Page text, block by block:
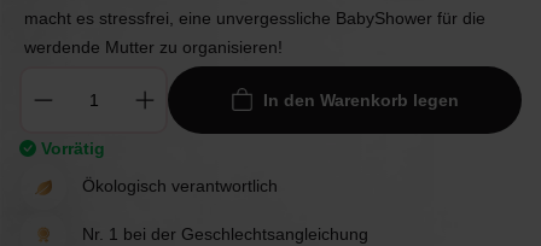
macht es stressfrei, eine unvergessliche BabyShower für die
werdende Mutter zu organisieren!
In den Warenkorb legen
Vorrätig
Ökologisch verantwortlich
Nr. 1 bei der Geschlechtsangleichung